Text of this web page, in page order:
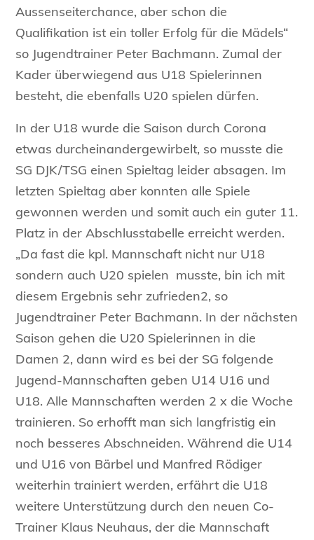
Aussenseiterchance, aber schon die
Qualifikation ist ein toller Erfolg für die Mädels“
so Jugendtrainer Peter Bachmann. Zumal der
Kader überwiegend aus U18 Spielerinnen
besteht, die ebenfalls U20 spielen dürfen.
In der U18 wurde die Saison durch Corona
etwas durcheinandergewirbelt, so musste die
SG DJK/TSG einen Spieltag leider absagen. Im
letzten Spieltag aber konnten alle Spiele
gewonnen werden und somit auch ein guter 11.
Platz in der Abschlusstabelle erreicht werden.
„Da fast die kpl. Mannschaft nicht nur U18
sondern auch U20 spielen musste, bin ich mit
diesem Ergebnis sehr zufrieden2, so
Jugendtrainer Peter Bachmann. In der nächsten
Saison gehen die U20 Spielerinnen in die
Damen 2, dann wird es bei der SG folgende
Jugend-Mannschaften geben U14 U16 und
U18. Alle Mannschaften werden 2 x die Woche
trainieren. So erhofft man sich langfristig ein
noch besseres Abschneiden. Während die U14
und U16 von Bärbel und Manfred Rödiger
weiterhin trainiert werden, erfährt die U18
weitere Unterstützung durch den neuen Co-
Trainer Klaus Neuhaus, der die Mannschaft